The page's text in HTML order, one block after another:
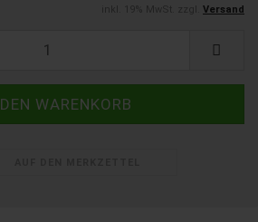
Versand